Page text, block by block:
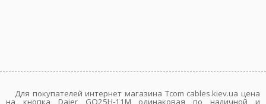
Для покупателей интернет магазина Tcom cables.kiev.ua цена
на кнопка Daier GQ25H-11M одинаковая по наличной и